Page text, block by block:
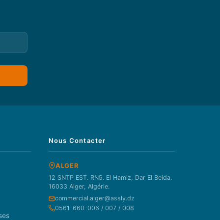
Nous Contacter
ALGER
12 SNTP EST. RN5. El Hamiz, Dar El Beida.
16033 Alger, Algérie.
commercial.alger@assly.dz
0561-660-006 / 007 / 008